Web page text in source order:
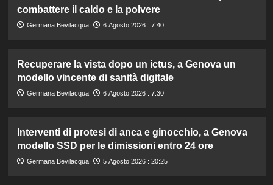
combattere il caldo e la polvere
Germana Bevilacqua 6 Agosto 2026 : 7:40
Recuperare la vista dopo un ictus, a Genova un
modello vincente di sanità digitale
Germana Bevilacqua 6 Agosto 2026 : 7:30
Interventi di protesi di anca e ginocchio, a Genova
modello SSD per le dimissioni entro 24 ore
Germana Bevilacqua 5 Agosto 2026 : 20:25